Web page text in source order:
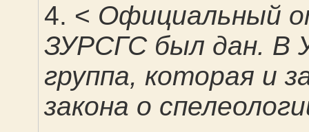
4. < Официальный
ЗУРСГС был дан. В
группа, которая и
закона о